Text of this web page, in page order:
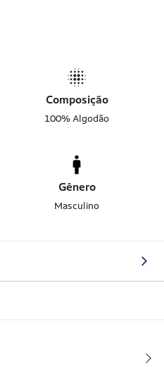
Composição
100% Algodão
Gênero
Masculino